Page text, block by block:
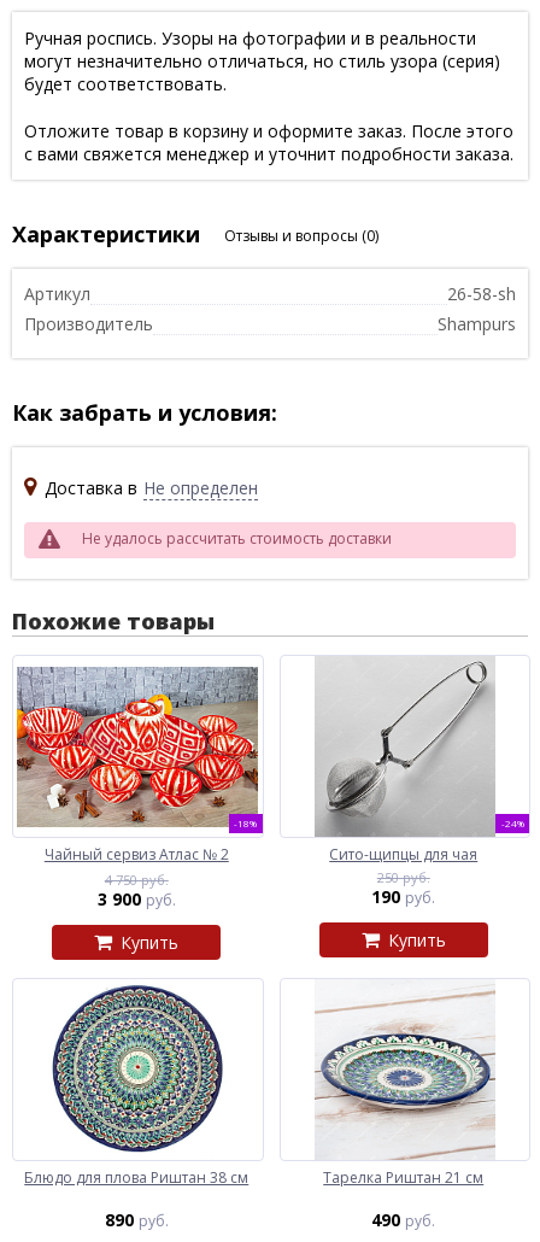
Ручная роспись. Узоры на фотографии и в реальности
могут незначительно отличаться, но стиль узора (серия)
будет соответствовать.
Отложите товар в корзину и оформите заказ. После этого
с вами свяжется менеджер и уточнит подробности заказа.
Характеристики Отзывы и вопросы (0)
Артикул
26-58-sh
Производитель
Shampurs
Как забрать и условия:
Доставка в Не определен
Не удалось рассчитать стоимость доставки
Похожие товары
-18%
Чайный сервиз Атлас № 2
4 750 руб.
3 900 руб.
Купить
-24%
Сито-щипцы для чая
250 руб.
190 руб.
Купить
Блюдо для плова Риштан 38 см
890 руб.
Тарелка Риштан 21 см
490 руб.